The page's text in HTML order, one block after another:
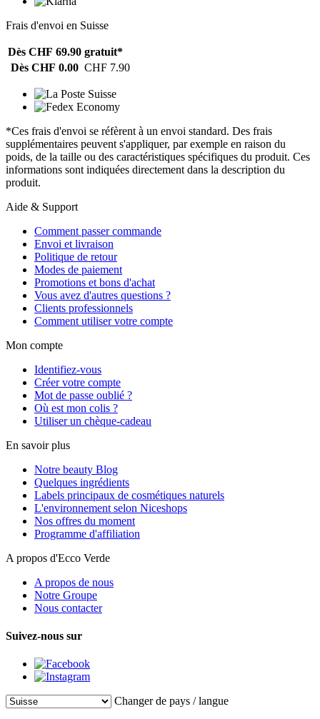
Frais d'envoi en Suisse
Dès CHF 69.90 gratuit*
Dès CHF 0.00 CHF 7.90
*Ces frais d'envoi se réfèrent à un envoi standard. Des frais
supplémentaires peuvent s'appliquer, par exemple en raison du
poids, de la taille ou des caractéristiques spécifiques du produit. Ces
informations sont indiquées directement dans la description du
produit.
Aide & Support
Comment passer commande
Envoi et livraison
Politique de retour
Modes de paiement
Promotions et bons d'achat
Vous avez d'autres questions ?
Clients professionnels
Comment utiliser votre compte
Mon compte
Identifiez-vous
Créer votre compte
Mot de passe oublié ?
Où est mon colis ?
Utiliser un chèque-cadeau
En savoir plus
Notre beauty Blog
Quelques ingrédients
Labels principaux de cosmétiques naturels
L'environnement selon Niceshops
Nos offres du moment
Programme d'affiliation
A propos d'Ecco Verde
A propos de nous
Notre Groupe
Nous contacter
Suivez-nous sur
Changer de pays / langue